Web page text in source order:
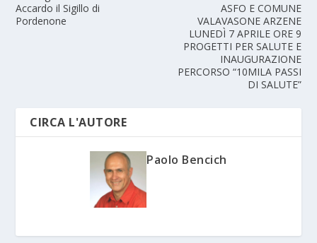
Accardo il Sigillo di
Pordenone
ASFO E COMUNE
VALAVASONE ARZENE
LUNEDÌ 7 APRILE ORE 9
PROGETTI PER SALUTE E
INAUGURAZIONE
PERCORSO “10MILA PASSI
DI SALUTE”
CIRCA L'AUTORE
Paolo Bencich